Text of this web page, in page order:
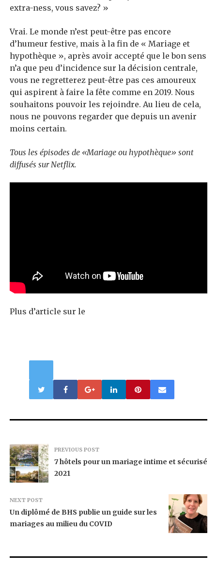
extra-ness, vous savez? »
Vrai. Le monde n’est peut-être pas encore
d’humeur festive, mais à la fin de « Mariage et
hypothèque », après avoir accepté que le bon sens
n’a que peu d’incidence sur la décision centrale,
vous ne regretterez peut-être pas ces amoureux
qui aspirent à faire la fête comme en 2019. Nous
souhaitons pouvoir les rejoindre. Au lieu de cela,
nous ne pouvons regarder que depuis un avenir
moins certain.
Tous les épisodes de «Mariage ou hypothèque» sont
diffusés sur Netflix.
Plus d’article sur le
PREVIOUS POST
7 hôtels pour un mariage intime et sécurisé
2021
NEXT POST
Un diplômé de BHS publie un guide sur les
mariages au milieu du COVID